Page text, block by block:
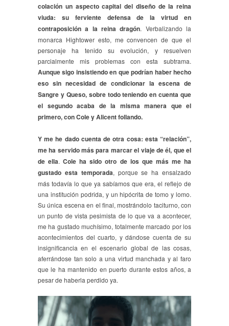
colación un aspecto capital del diseño de la reina
viuda: su ferviente defensa de la virtud en
contraposición a la reina dragón. Verbalizando la
monarca Hightower esto, me convencen de que el
personaje ha tenido su evolución, y resuelven
parcialmente mis problemas con esta subtrama.
Aunque sigo insistiendo en que podrían haber hecho
eso sin necesidad de condicionar la escena de
Sangre y Queso, sobre todo teniendo en cuenta que
el segundo acaba de la misma manera que el
primero, con Cole y Alicent follando.
Y me he dado cuenta de otra cosa: esta “relación”,
me ha servido más para marcar el viaje de él, que el
de ella.Cole ha sido otro de los que más me ha
gustado esta temporada, porque se ha ensalzado
más todavía lo que ya sabíamos que era, el reflejo de
una institución podrida, y un hipócrita de tomo y lomo.
Su única escena en el final, mostrándolo taciturno, con
un punto de vista pesimista de lo que va a acontecer,
me ha gustado muchísimo, totalmente marcado por los
acontecimientos del cuarto, y dándose cuenta de su
insignificancia en el escenario global de las cosas,
aferrándose tan solo a una virtud manchada y al faro
que le ha mantenido en puerto durante estos años, a
pesar de haberla perdido ya.